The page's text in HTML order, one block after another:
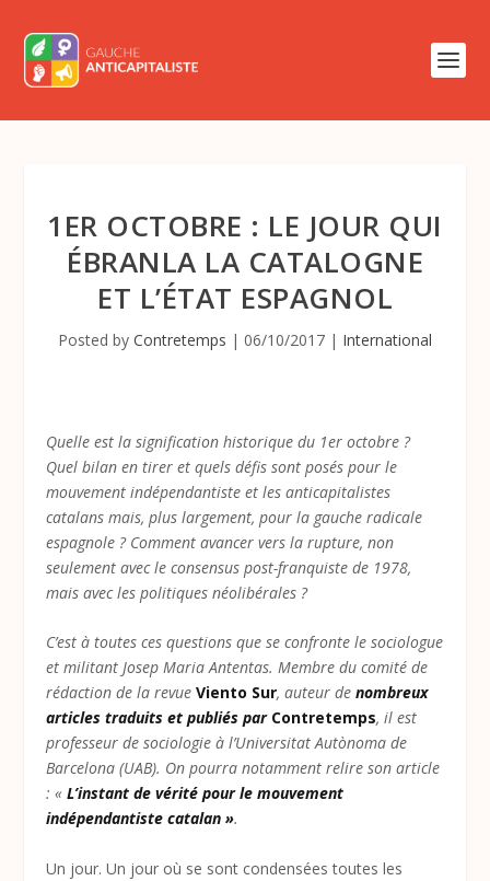
1ER OCTOBRE : LE JOUR QUI
ÉBRANLA LA CATALOGNE
ET L’ÉTAT ESPAGNOL
Posted by Contretemps | 06/10/2017 | International
Quelle est la signification historique du 1er octobre ?
Quel bilan en tirer et quels défis sont posés pour le
mouvement indépendantiste et les anticapitalistes
catalans mais, plus largement, pour la gauche radicale
espagnole ? Comment avancer vers la rupture, non
seulement avec le consensus post-franquiste de 1978,
mais avec les politiques néolibérales ?
C’est à toutes ces questions que se confronte le sociologue
et militant Josep Maria Antentas. Membre du comité de
rédaction de la revueViento Sur, auteur denombreux
articles traduits et publiés par Contretemps, il est
professeur de sociologie à l’Universitat Autònoma de
Barcelona (UAB). On pourra notamment relire son article
: «L’instant de vérité pour le mouvement
indépendantiste catalan ».
Un jour. Un jour où se sont condensées toutes les